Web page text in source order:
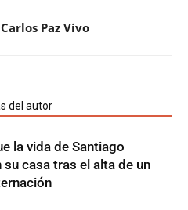
Paz Vivo
del autor
la vida de Santiago
su casa tras el alta de un